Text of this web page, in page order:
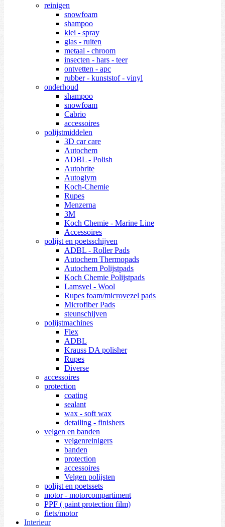
reinigen
snowfoam
shampoo
klei - spray
glas - ruiten
metaal - chroom
insecten - hars - teer
ontvetten - apc
rubber - kunststof - vinyl
onderhoud
shampoo
snowfoam
Cabrio
accessoires
polijstmiddelen
3D car care
Autochem
ADBL - Polish
Autobrite
Autoglym
Koch-Chemie
Rupes
Menzerna
3M
Koch Chemie - Marine Line
Accessoires
polijst en poetsschijven
ADBL - Roller Pads
Autochem Thermopads
Autochem Polijstpads
Koch Chemie Polijstpads
Lamsvel - Wool
Rupes foam/microvezel pads
Microfiber Pads
steunschijven
polijstmachines
Flex
ADBL
Krauss DA polisher
Rupes
Diverse
accessoires
protection
coating
sealant
wax - soft wax
detailing - finishers
velgen en banden
velgenreinigers
banden
protection
accessoires
Velgen polijsten
polijst en poetssets
motor - motorcompartiment
PPF ( paint protection film)
fiets/motor
Interieur